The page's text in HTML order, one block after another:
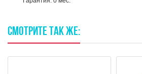
СМОТРИТЕ ТАКЖЕ: